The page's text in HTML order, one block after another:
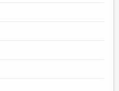
部，直到前几天才看
项是 2019 年的，都是